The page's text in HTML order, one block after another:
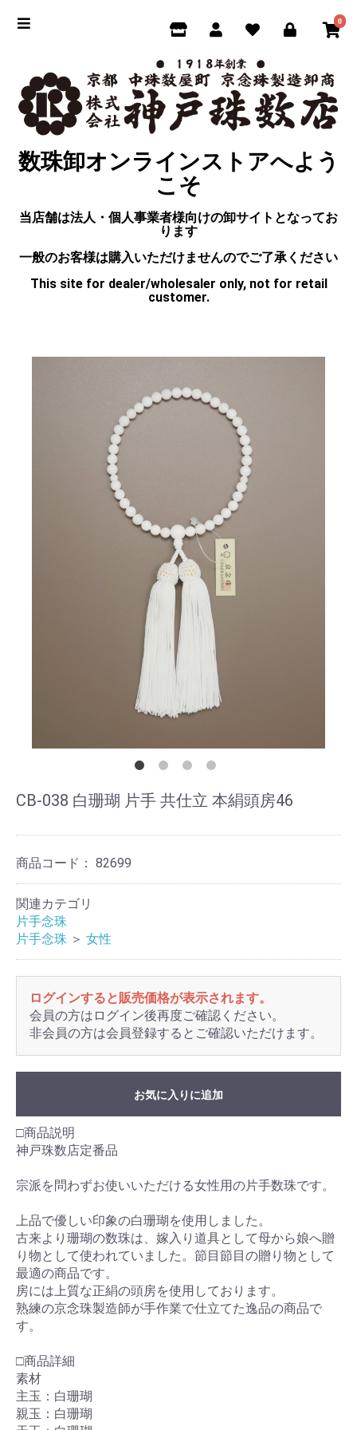
0
数珠卸オンラインストアへよう
こそ
当店舗は法人・個人事業者様向けの卸サイトとなってお
ります
一般のお客様は購入いただけませんのでご了承ください
This site for dealer/wholesaler only, not for retail
customer.
CB-038 白珊瑚 片手 共仕立 本絹頭房46
商品コード： 82699
関連カテゴリ
片手念珠
片手念珠 ＞ 女性
ログインすると販売価格が表示されます。
会員の方はログイン後再度ご確認ください。
非会員の方は会員登録するとご確認いただけます。
お気に入りに追加
□商品説明
神戸珠数店定番品
宗派を問わずお使いいただける女性用の片手数珠です。
上品で優しい印象の白珊瑚を使用しました。
古来より珊瑚の数珠は、嫁入り道具として母から娘へ贈
り物として使われていました。節目節目の贈り物として
最適の商品です。
房には上質な正絹の頭房を使用しております。
熟練の京念珠製造師が手作業で仕立てた逸品の商品で
す。
□商品詳細
素材
主玉：白珊瑚
親玉：白珊瑚